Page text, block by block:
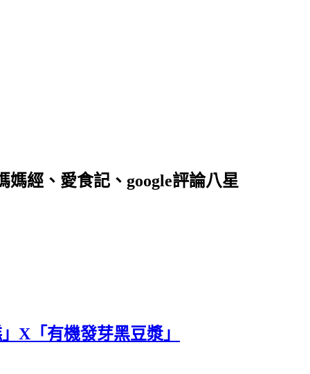
媽經、愛食記、google評論八星
X「有機發芽黑豆漿」